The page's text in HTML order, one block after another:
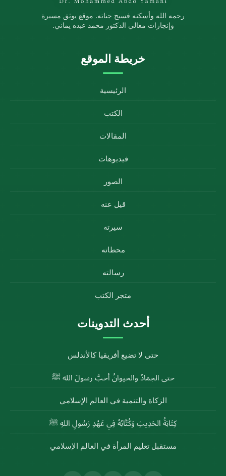
رحمه الله وأسكنه فسيح جناته. موقع يوثق مسيرة
وإنجازات معالي الدكتور محمد عبده يماني.
خريطة الموقع
الرئيسية
الكتب
المقالات
فيديوهات
الصور
قيل عنه
سيرته
محطاته
رسالته
متجر الكتب
أحدث التدوينات
حتى لا تضيع أفريقيا كالأندلس
حتى الجمادُ والحيوانُ أحبَّ رسولَ الله ﷺ
الزكاة والتنمية في العالم الإسلامي
كِتَابَةُ الحَدِيثِ وَكُتَّابُهُ فِي عَهْدِ رَسُولِ اللهِ ﷺ
مستقبل تعليم المرأة في العالم الإسلامي